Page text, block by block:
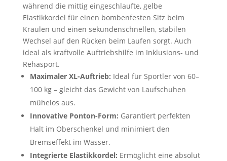
während die mittig eingeschlaufte, gelbe
Elastikkordel für einen bombenfesten Sitz beim
Kraulen und einen sekundenschnellen, stabilen
Wechsel auf den Rücken beim Laufen sorgt. Auch
ideal als kraftvolle Auftriebshilfe im Inklusions- und
Rehasport.
Maximaler XL-Auftrieb: Ideal für Sportler von 60–
100 kg – gleicht das Gewicht von Laufschuhen
mühelos aus.
Innovative Ponton-Form: Garantiert perfekten
Halt im Oberschenkel und minimiert den
Bremseffekt im Wasser.
Integrierte Elastikkordel: Ermöglicht eine absolut